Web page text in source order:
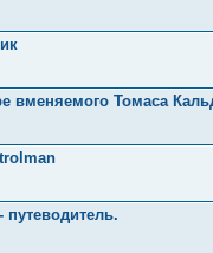
вменяемого Томаса